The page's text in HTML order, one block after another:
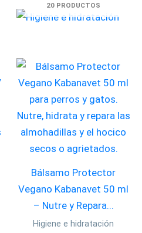
20 PRODUCTOS
Bálsamo Protector
Vegano Kabanavet 50 ml
– Nutre y Repara...
Higiene e hidratación